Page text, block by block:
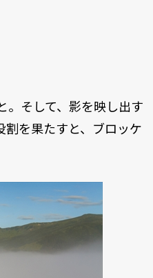
。そして、影を映し出す
を果たすと、ブロッケ